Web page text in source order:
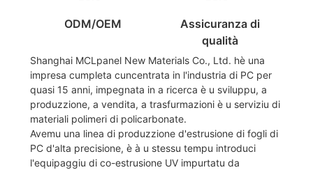
ODM/OEM
Assicuranza di
qualità
Shanghai MCLpanel New Materials Co., Ltd. hè una
impresa cumpleta cuncentrata in l'industria di PC per
quasi 15 anni, impegnata in a ricerca è u sviluppu, a
produzzione, a vendita, a trasfurmazioni è u serviziu di
materiali polimeri di policarbonate.
Avemu una linea di produzzione d'estrusione di fogli di
PC d'alta precisione, è à u stessu tempu introduci
l'equipaggiu di co-estrusione UV impurtatu da